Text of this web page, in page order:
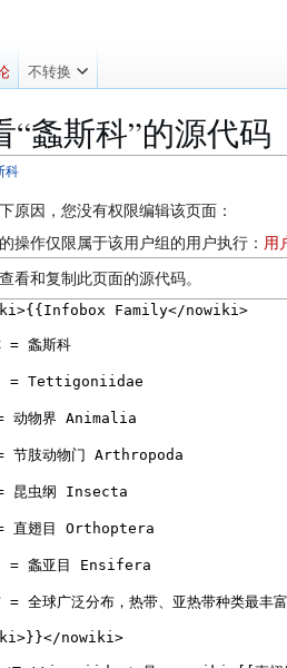
“︁螽斯科”︁的源代码
科
原因，您没有权限编辑该页面：
操作仅限属于该用户组的用户执行： 用
看和复制此页面的源代码。
不转换